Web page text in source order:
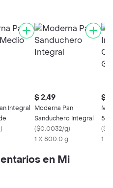
Integral
)
$ 2,49
Moderna Pan
Sanduchero Integral
($0.0032/g)
1 X 800.0 g
$
5
(
1 X
en Mi